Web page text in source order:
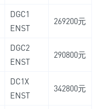
DGC1
ENST
269200元
DGC2
ENST
290800元
DC1X
ENST
342800元